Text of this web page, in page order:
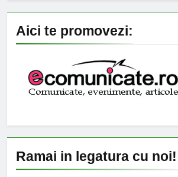
Aici te promovezi:
Ramai in legatura cu noi!